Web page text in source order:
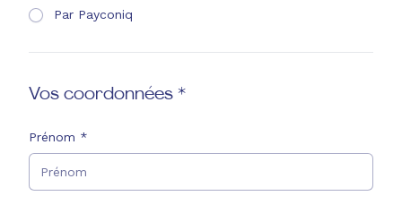
Par Payconiq
Vos coordonnées *
Prénom *